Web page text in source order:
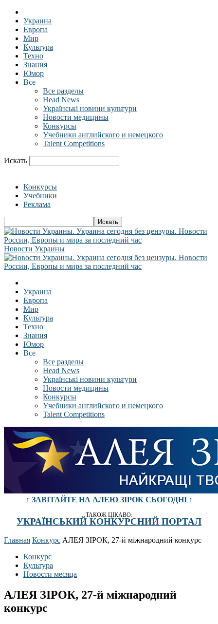
Украина
Европа
Мир
Культура
Техно
Знания
Юмор
Все
Все разделы
Head News
Українські новини культури
Новости медицины
Конкурсы
Учебники английского и немецкого
Talent Competitions
Искать
Конкурсы
Учебники
Реклама
Новости Украины
Украина
Европа
Мир
Культура
Техно
Знания
Юмор
Все
Все разделы
Head News
Українські новини культури
Новости медицины
Конкурсы
Учебники английского и немецкого
Talent Competitions
↑ ЗАВІТАЙТЕ НА АЛЕЮ ЗІРОК СЬОГОДНІ ↑
ТАКОЖ ЦІКАВО:
УКРАЇНСЬКИЙ КОНКУРСНИЙ ПОРТАЛ
Главная Конкурс АЛЕЯ ЗІРОК, 27-й міжнародний конкурс
Конкурс
Культура
Новости месяца
АЛЕЯ ЗІРОК, 27-й міжнародний
конкурс